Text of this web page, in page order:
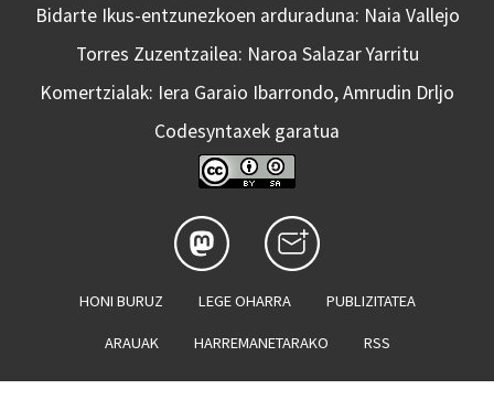
Bidarte Ikus-entzunezkoen arduraduna: Naia Vallejo
Torres Zuzentzailea: Naroa Salazar Yarritu
Komertzialak: Iera Garaio Ibarrondo, Amrudin Drljo
Codesyntaxek garatua
HONI BURUZ LEGE OHARRA PUBLIZITATEA
ARAUAK HARREMANETARAKO RSS